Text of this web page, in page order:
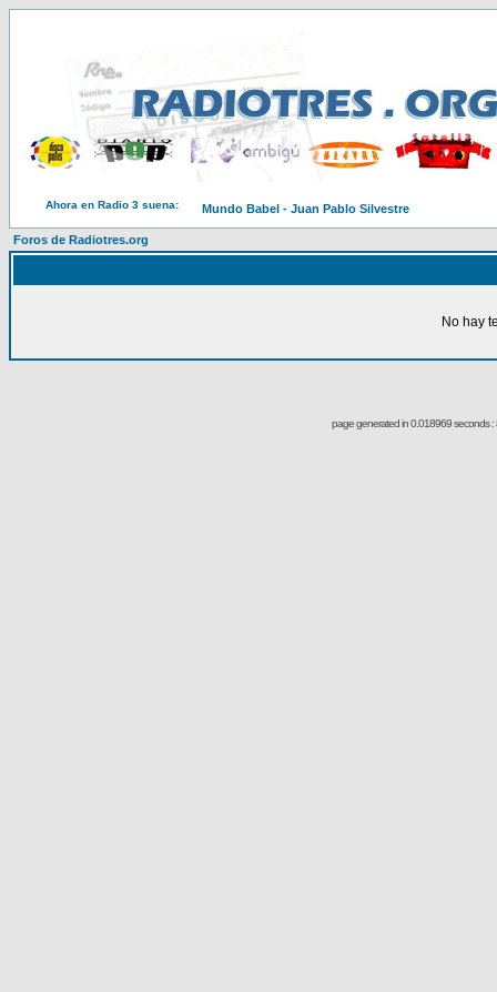
Ahora en Radio 3 suena: Mundo Babel - Juan Pablo Silvestre
Foros de Radiotres.org
No hay
page generated in 0.018969 seconds :